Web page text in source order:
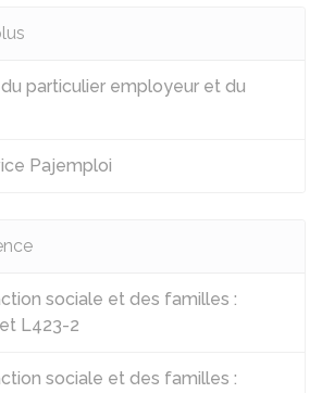
particulier employeur et du
Pajemploi
sociale et des familles :
L423-2
sociale et des familles :